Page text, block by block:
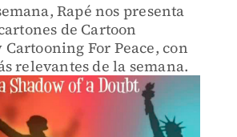
Rapé nos presenta
de Cartoon
For Peace, con
relevantes de la semana.